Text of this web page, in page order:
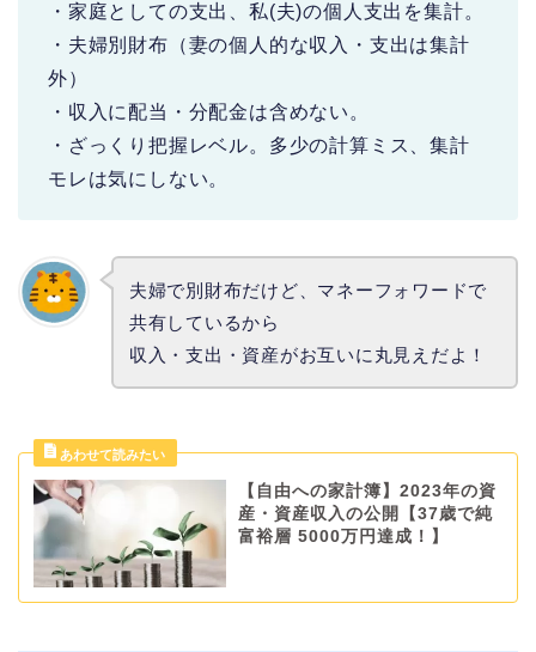
・家庭としての支出、私(夫)の個人支出を集計。
・夫婦別財布（妻の個人的な収入・支出は集計
外）
・収入に配当・分配金は含めない。
・ざっくり把握レベル。多少の計算ミス、集計
モレは気にしない。
夫婦で別財布だけど、マネーフォワードで
共有しているから
収入・支出・資産がお互いに丸見えだよ！
【自由への家計簿】2023年の資
産・資産収入の公開【37歳で純
富裕層 5000万円達成！】